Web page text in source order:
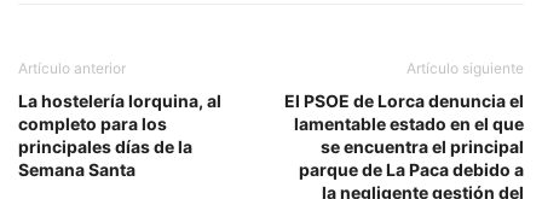
Artículo anterior
La hostelería lorquina, al
completo para los
principales días de la
Semana Santa
Artículo siguiente
El PSOE de Lorca denuncia el
lamentable estado en el que
se encuentra el principal
parque de La Paca debido a
la negligente gestión del